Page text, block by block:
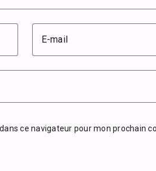
E-mail
ce navigateur pour mon prochain